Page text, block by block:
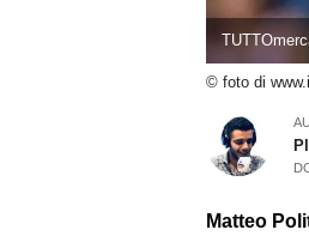
© foto di
Matteo